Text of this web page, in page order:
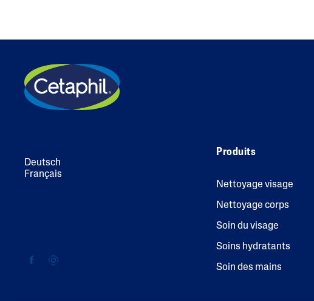
Deutsch
Français
Produits
Nettoyage visage
Nettoyage corps
Soin du visage
Soins hydratants
Soin des mains